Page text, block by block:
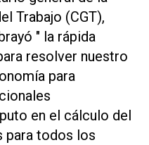
Trabajo (CGT),
" la rápida
resolver nuestro
para
en el cálculo del
para todos los